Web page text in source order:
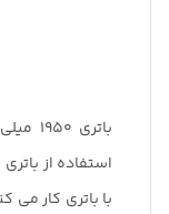
استفاده از
با باتری کار می